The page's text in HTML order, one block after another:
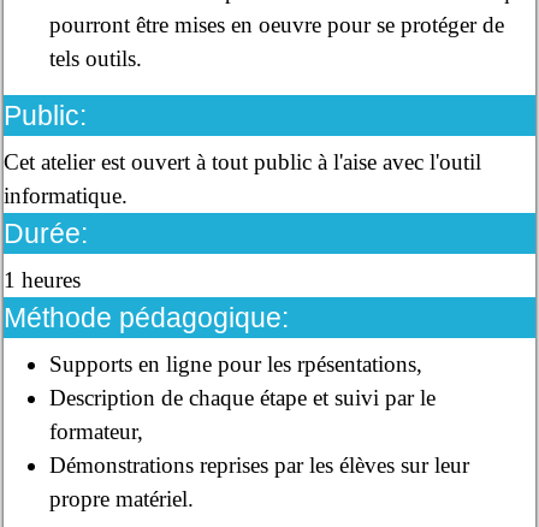
pourront être mises en oeuvre pour se protéger de
tels outils.
Public:
Cet atelier est ouvert à tout public à l'aise avec l'outil
informatique.
Durée:
1 heures
Méthode pédagogique:
Supports en ligne pour les rpésentations,
Description de chaque étape et suivi par le
formateur,
Démonstrations reprises par les élèves sur leur
propre matériel.